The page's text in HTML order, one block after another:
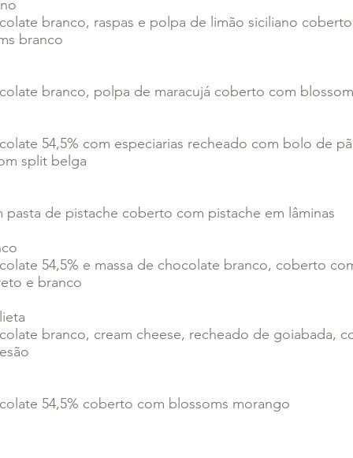
branco, raspas e polpa de limão siciliano coberto
branco
branco, polpa de maracujá coberto com
54,5% com especiarias recheado com bolo de
split belga
pasta de pistache coberto com pistache em lâminas
54,5% e massa de chocolate branco, coberto
e branco
branco, cream cheese, recheado de goiabada,
54,5% coberto com blossoms morango